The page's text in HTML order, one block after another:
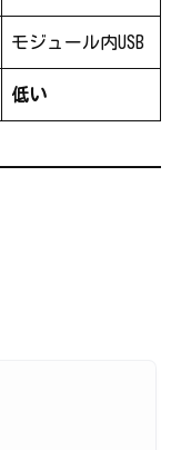
モジュール内USB
低い